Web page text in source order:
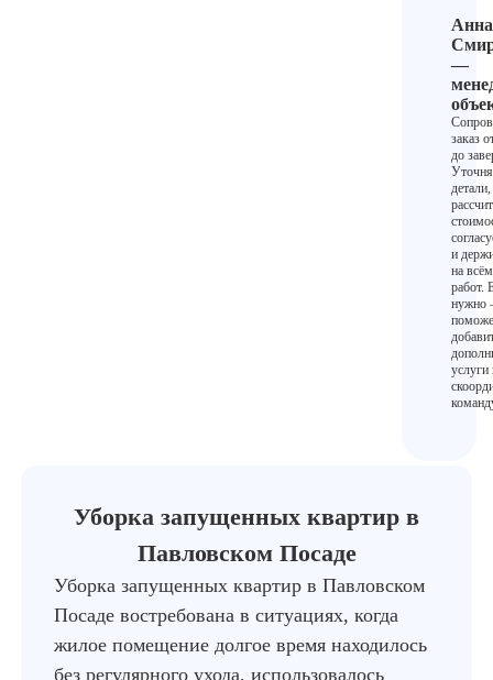
Анна
—
заказ
до
детали,
и
на
работ.
услуги
Уборка запущенных квартир в
Павловском Посаде
Уборка запущенных квартир в Павловском
Посаде востребована в ситуациях, когда
жилое помещение долгое время находилось
без регулярного ухода, использовалось